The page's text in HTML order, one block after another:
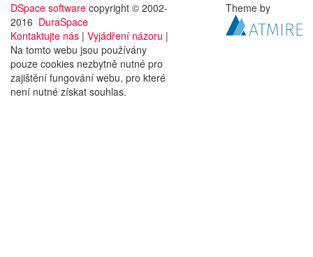
DSpace software copyright © 2002-
2016 DuraSpace
Kontaktujte nás | Vyjádření názoru |
Na tomto webu jsou používány
pouze cookies nezbytně nutné pro
zajištění fungování webu, pro které
není nutné získat souhlas.
Theme by